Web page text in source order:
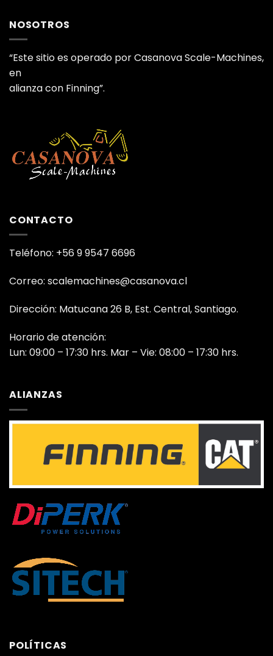
NOSOTROS
“Este sitio es operado por Casanova Scale-Machines,
en
alianza con Finning”.
CONTACTO
Teléfono: +56 9 9547 6696
Correo: scalemachines@casanova.cl
Dirección: Matucana 26 B, Est. Central, Santiago.
Horario de atención:
Lun: 09:00 – 17:30 hrs. Mar – Vie: 08:00 – 17:30 hrs.
ALIANZAS
POLÍTICAS